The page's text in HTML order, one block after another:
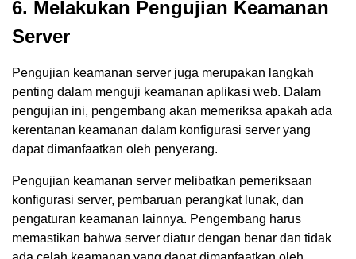
6. Melakukan Pengujian Keamanan
Server
Pengujian keamanan server juga merupakan langkah
penting dalam menguji keamanan aplikasi web. Dalam
pengujian ini, pengembang akan memeriksa apakah ada
kerentanan keamanan dalam konfigurasi server yang
dapat dimanfaatkan oleh penyerang.
Pengujian keamanan server melibatkan pemeriksaan
konfigurasi server, pembaruan perangkat lunak, dan
pengaturan keamanan lainnya. Pengembang harus
memastikan bahwa server diatur dengan benar dan tidak